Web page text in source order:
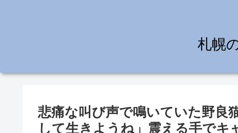
札幌
悲痛な叫び声で鳴いていた野
して生きようね」震える手でキ